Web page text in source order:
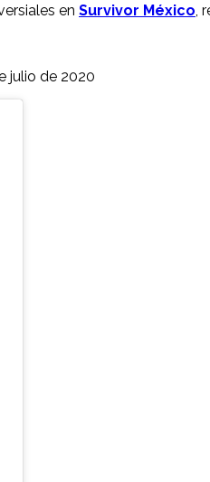
en Survivor México ,
julio de 2020